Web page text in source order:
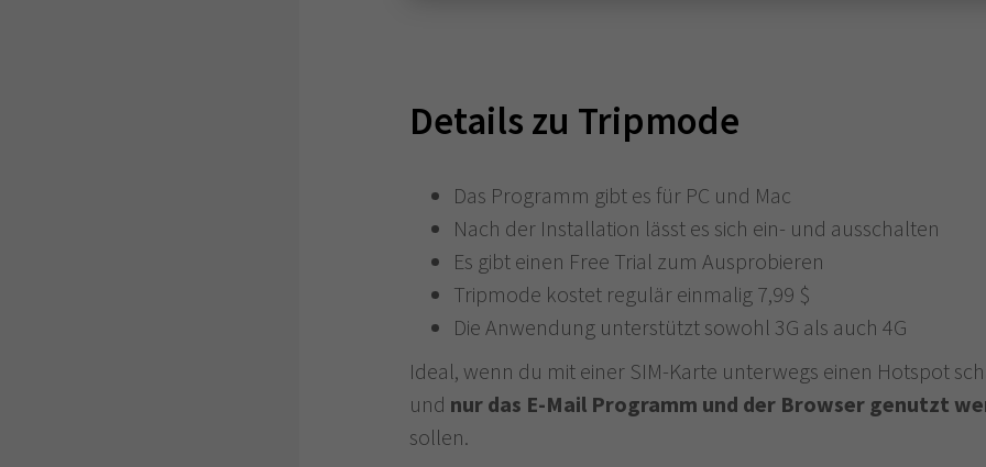
Details zu Tripmode
Das Programm gibt es für PC und Mac
Nach der Installation lässt es sich ein- und ausschalten
Es gibt einen Free Trial zum Ausprobieren
Tripmode kostet regulär einmalig 7,99 $
Die Anwendung unterstützt sowohl 3G als auch 4G
Ideal, wenn du mit einer SIM-Karte unterwegs einen Hotspot
und nur das E-Mail Programm und der Browser genutzt
sollen.